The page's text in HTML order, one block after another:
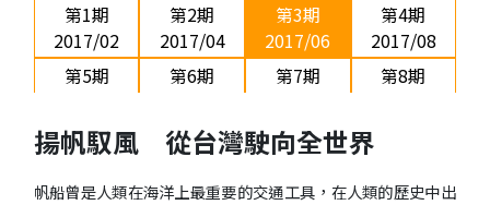
第1期
2017/02
第2期
2017/04
第3期
2017/06
第4期
2017/08
第5期
第6期
第7期
第8期
第9期
2018/06
第10期
2018/08
第11期
2018/10
揚帆馭風 從台灣駛向全世界
帆船曾是人類在海洋上最重要的交通工具，在人類的歷史中出